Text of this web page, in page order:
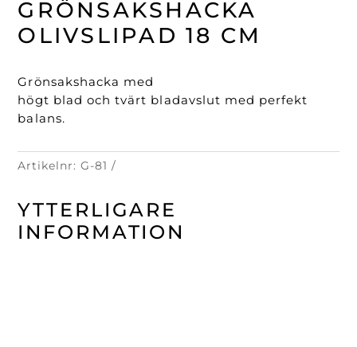
GRÖNSAKSHACKA
OLIVSLIPAD 18 CM
Grönsakshacka med
högt blad och tvärt bladavslut med perfekt
balans.
Artikelnr:G-81
YTTERLIGARE
INFORMATION
18
mängd